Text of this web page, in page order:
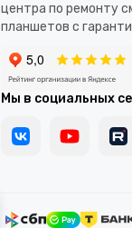
центра по ремонту
планшетов с
Мы в социальных